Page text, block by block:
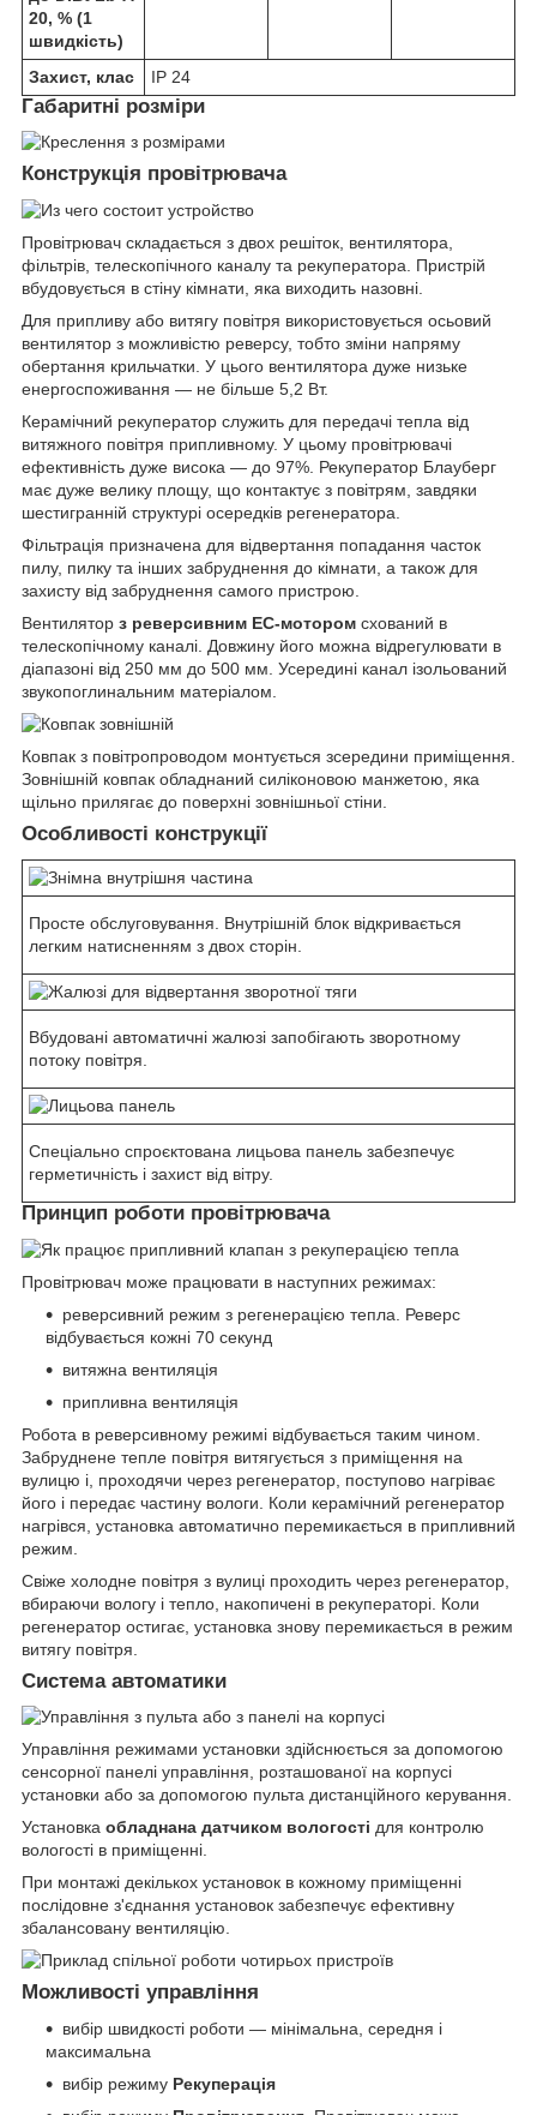
20, % (1
швидкість)
Захист, клас IP 24
Габаритні розміри
Конструкція провітрювача
Провітрювач складається з двох решіток, вентилятора,
фільтрів, телескопічного каналу та рекуператора. Пристрій
вбудовується в стіну кімнати, яка виходить назовні.
Для припливу або витягу повітря використовується осьовий
вентилятор з можливістю реверсу, тобто зміни напряму
обертання крильчатки. У цього вентилятора дуже низьке
енергоспоживання — не більше 5,2 Вт.
Керамічний рекуператор служить для передачі тепла від
витяжного повітря припливному. У цьому провітрювачі
ефективність дуже висока — до 97%. Рекуператор Блауберг
має дуже велику площу, що контактує з повітрям, завдяки
шестигранній структурі осередків регенератора.
Фільтрація призначена для відвертання попадання часток
пилу, пилку та інших забруднення до кімнати, а також для
захисту від забруднення самого пристрою.
Вентилятор з реверсивним ЕС-мотором схований в
телескопічному каналі. Довжину його можна відрегулювати в
діапазоні від 250 мм до 500 мм. Усередині канал ізольований
звукопоглинальним матеріалом.
Ковпак з повітропроводом монтується зсередини приміщення.
Зовнішній ковпак обладнаний силіконовою манжетою, яка
щільно прилягає до поверхні зовнішньої стіни.
Особливості конструкції
Просте обслуговування. Внутрішній блок відкривається
легким натисненням з двох сторін.
Вбудовані автоматичні жалюзі запобігають зворотному
потоку повітря.
Спеціально спроєктована лицьова панель забезпечує
герметичність і захист від вітру.
Принцип роботи провітрювача
Провітрювач може працювати в наступних режимах:
реверсивний режим з регенерацією тепла. Реверс
відбувається кожні 70 секунд
витяжна вентиляція
припливна вентиляція
Робота в реверсивному режимі відбувається таким чином.
Забруднене тепле повітря витягується з приміщення на
вулицю і, проходячи через регенератор, поступово нагріває
його і передає частину вологи. Коли керамічний регенератор
нагрівся, установка автоматично перемикається в припливний
режим.
Свіже холодне повітря з вулиці проходить через регенератор,
вбираючи вологу і тепло, накопичені в рекуператорі. Коли
регенератор остигає, установка знову перемикається в режим
витягу повітря.
Система автоматики
Управління режимами установки здійснюється за допомогою
сенсорної панелі управління, розташованої на корпусі
установки або за допомогою пульта дистанційного керування.
Установка обладнана датчиком вологості для контролю
вологості в приміщенні.
При монтажі декількох установок в кожному приміщенні
послідовне з'єднання установок забезпечує ефективну
збалансовану вентиляцію.
Можливості управління
вибір швидкості роботи — мінімальна, середня і
максимальна
вибір режиму Рекуперація